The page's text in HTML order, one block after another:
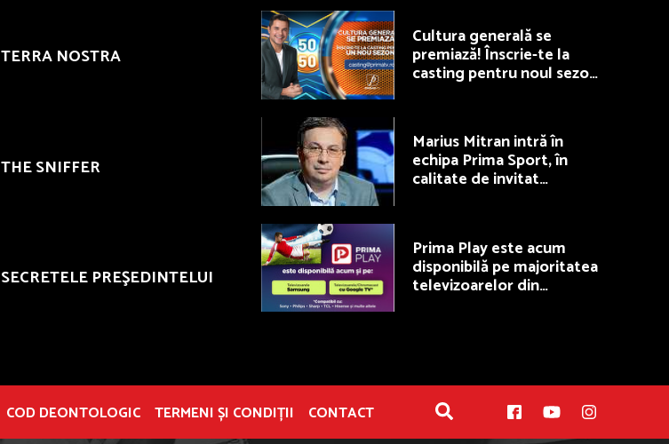
TERRA NOSTRA
THE SNIFFER
SECRETELE PREŞEDINTELUI
Cultura generală se
premiază! Înscrie-te la
casting pentru noul sezon
Marius Mitran intră în
echipa Prima Sport, în
calitate de invitat
Prima Play este acum
disponibilă pe majoritatea
televizoarelor din
COD DEONTOLOGIC TERMENI ȘI CONDIȚII CONTACT